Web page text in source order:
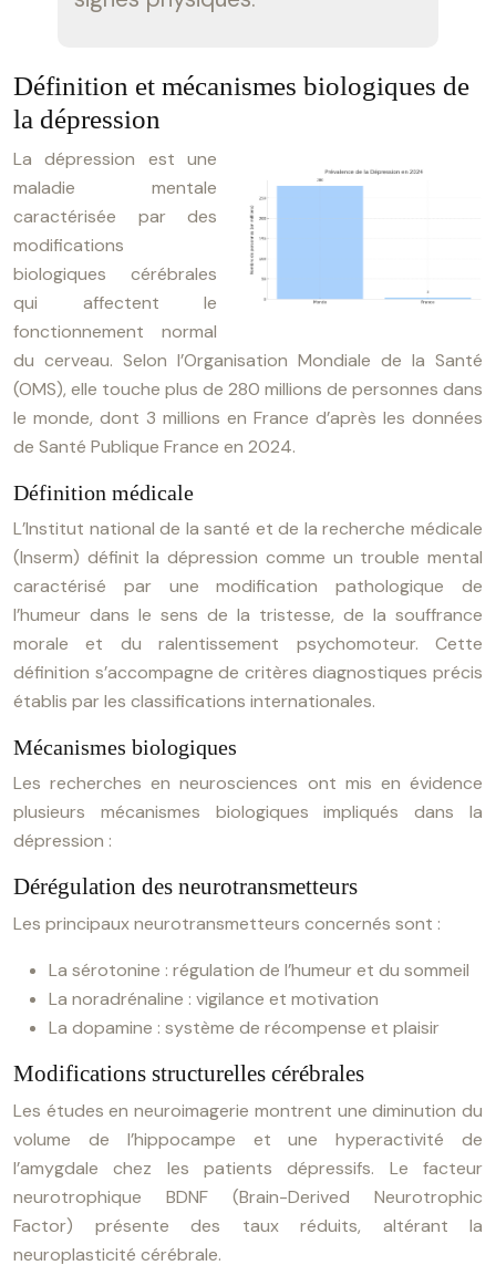
Définition et mécanismes biologiques de
la dépression
La dépression est une
maladie mentale
caractérisée par des
modifications
biologiques cérébrales
qui affectent le
fonctionnement normal
du cerveau. Selon l’Organisation Mondiale de la Santé
(OMS), elle touche plus de 280 millions de personnes dans
le monde, dont 3 millions en France d’après les données
de Santé Publique France en 2024.
Définition médicale
L’Institut national de la santé et de la recherche médicale
(Inserm) définit la dépression comme un trouble mental
caractérisé par une modification pathologique de
l’humeur dans le sens de la tristesse, de la souffrance
morale et du ralentissement psychomoteur. Cette
définition s’accompagne de critères diagnostiques précis
établis par les classifications internationales.
Mécanismes biologiques
Les recherches en neurosciences ont mis en évidence
plusieurs mécanismes biologiques impliqués dans la
dépression :
Dérégulation des neurotransmetteurs
Les principaux neurotransmetteurs concernés sont :
La sérotonine : régulation de l’humeur et du sommeil
La noradrénaline : vigilance et motivation
La dopamine : système de récompense et plaisir
Modifications structurelles cérébrales
Les études en neuroimagerie montrent une diminution du
volume de l’hippocampe et une hyperactivité de
l’amygdale chez les patients dépressifs. Le facteur
neurotrophique BDNF (Brain-Derived Neurotrophic
Factor) présente des taux réduits, altérant la
neuroplasticité cérébrale.